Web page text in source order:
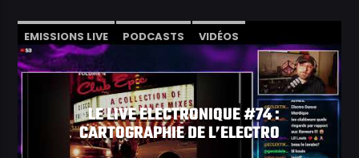
EMISSIONS LIVE PODCASTS VIDÉOS
LE LIVE ELECTRONIQUE #74 :
CARTOGRAPHIE DE L’ELECTRO